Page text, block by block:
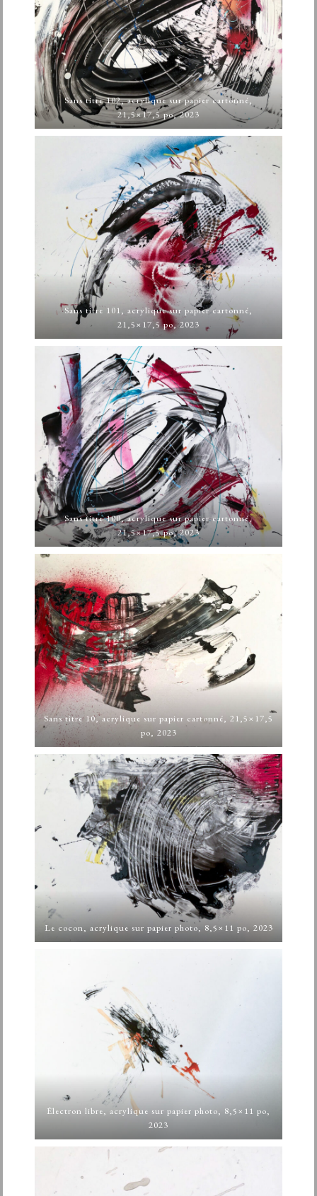
Sans titre 102, acrylique sur papier cartonné,
21,5×17,5 po, 2023
Sans titre 101, acrylique sur papier cartonné,
21,5×17,5 po, 2023
Sans titre 100, acrylique sur papier cartonné,
21,5×17,5 po, 2023
Sans titre 10, acrylique sur papier cartonné, 21,5×17,5
po, 2023
Le cocon, acrylique sur papier photo, 8,5×11 po, 2023
Électron libre, acrylique sur papier photo, 8,5×11 po,
2023